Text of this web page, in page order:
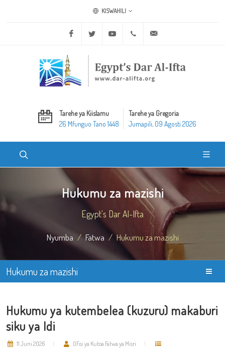
KISWAHILI
Facebook Twitter Youtube +20 2 25970400
Tarehe ya Kiislamu
26 Mfunguo Tano 1448
Tarehe ya Gregoria
Jumapili, 09 Agosti 2026
Hukumu za mazishi
Egypt's Dar Al-Ifta
Nyumba Fatwa Hukumu za mazishi
Hukumu za mazishi
Hukumu ya kutembelea (kuzuru) makaburi
siku ya Idi
11 Juni 2026 Ofisi ya Kutoa Fatwa ya Misri